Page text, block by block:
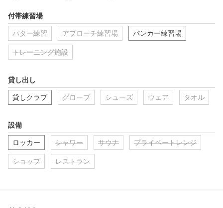
付帯練習場
パター練習 アプローチ練習場 バンカー練習場
トレーニング施設
貸し出し
貸しクラブ グローブ シューズ ウェア タオル
設備
ロッカー シャワー サウナ プライベートレンジ
ショップ レストラン